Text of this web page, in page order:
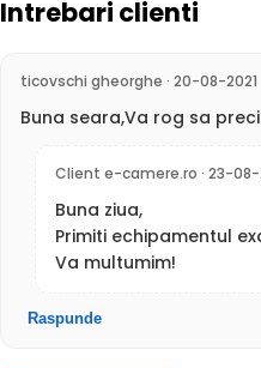
Intrebari clienti
ticovschi gheorghe · 20-08-2021
Buna seara,Va rog sa
Client e-camere.ro · 23-08-
Buna ziua,
Primiti echipamentul
Va multumim!
Raspunde